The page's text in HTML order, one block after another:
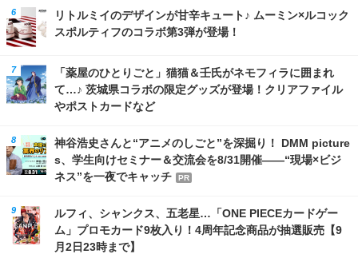
リトルミイのデザインが甘辛キュート♪ ムーミン×ルコック
スポルティフのコラボ第3弾が登場！
「薬屋のひとりごと」猫猫＆壬氏がネモフィラに囲まれ
て…♪ 茨城県コラボの限定グッズが登場！クリアファイル
やポストカードなど
神谷浩史さんと“アニメのしごと”を深掘り！ DMM picture
s、学生向けセミナー＆交流会を8/31開催――“現場×ビジ
ネス”を一夜でキャッチ
PR
ルフィ、シャンクス、五老星…「ONE PIECEカードゲー
ム」プロモカード9枚入り！4周年記念商品が抽選販売【9
月2日23時まで】